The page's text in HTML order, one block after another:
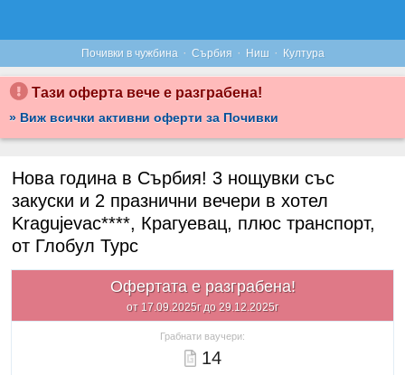
Почивки в чужбина · Сърбия · Ниш · Култура
Тази оферта вече е разграбена!
» Виж всички активни оферти за Почивки
Нова година в Сърбия! 3 нощувки със
закуски и 2 празнични вечери в хотел
Kragujevac****, Крагуевац, плюс транспорт,
от Глобул Турс
Офертата е разграбена!
от 17.09.2025г до 29.12.2025г
Грабнати ваучери:
14